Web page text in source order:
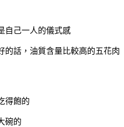
自己一人的儀式感
的話，油質含量比較高的五花肉
得飽的
碗的